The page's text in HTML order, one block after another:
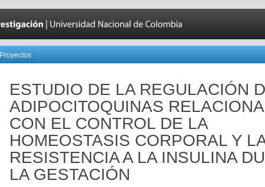
Proyectos
ESTUDIO DE LA REGULACIÓN
ADIPOCITOQUINAS
CON EL CONTROL DE LA
HOMEOSTASIS CORPORAL Y
RESISTENCIA A LA INSULINA
LA GESTACIÓN